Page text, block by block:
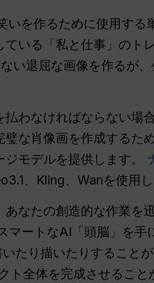
いを作るために使用する
いる「私と仕事」のト
い退屈な画像を作るが、
わなければならない場
な肖像画を作成するた
モデルを提供します。
、Kling、Wanを使用
なたの創造的な作業を
ートなAI「頭脳」を手
たり描いたりすること
ト全体を完成させること